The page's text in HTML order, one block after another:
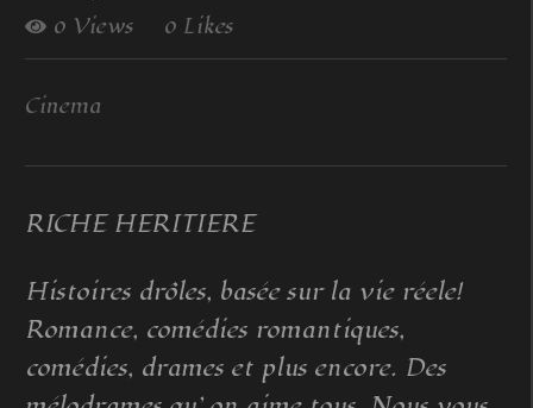
0 Views 0 Likes
Cinema
RICHE HERITIERE
Histoires drôles, basée sur la vie réele!
Romance, comédies romantiques,
comédies, drames et plus encore. Des